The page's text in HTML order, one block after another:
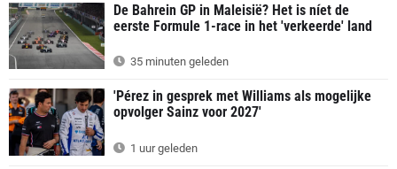
De Bahrein GP in Maleisië? Het is níet de
eerste Formule 1-race in het 'verkeerde' land
35 minuten geleden
'Pérez in gesprek met Williams als mogelijke
opvolger Sainz voor 2027'
1 uur geleden